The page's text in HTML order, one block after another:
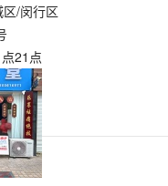
区/闵行区
21点